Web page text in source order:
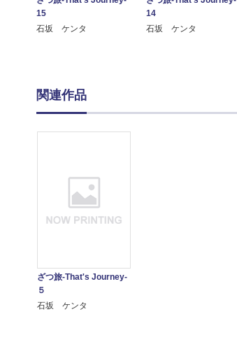
15
石坂 ケンタ
14
石坂 ケンタ
関連作品
ざつ旅-That's Journey-
５
石坂 ケンタ